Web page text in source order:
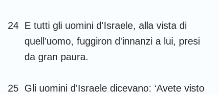
24 E tutti gli uomini d'Israele, alla vista di
quell'uomo, fuggiron d'innanzi a lui, presi
da gran paura.
25 Gli uomini d'Israele dicevano: ‘Avete visto